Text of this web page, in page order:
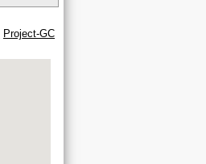
Project-GC